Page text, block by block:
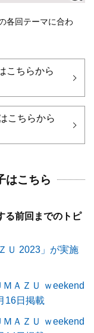
各回テーマに合わ
こちらから
こちらから
はこちら
る前回までのトピ
Ｕ 2023」が実施
ＡＺＵ ｗeekend
16日掲載
ＡＺＵ ｗeekend